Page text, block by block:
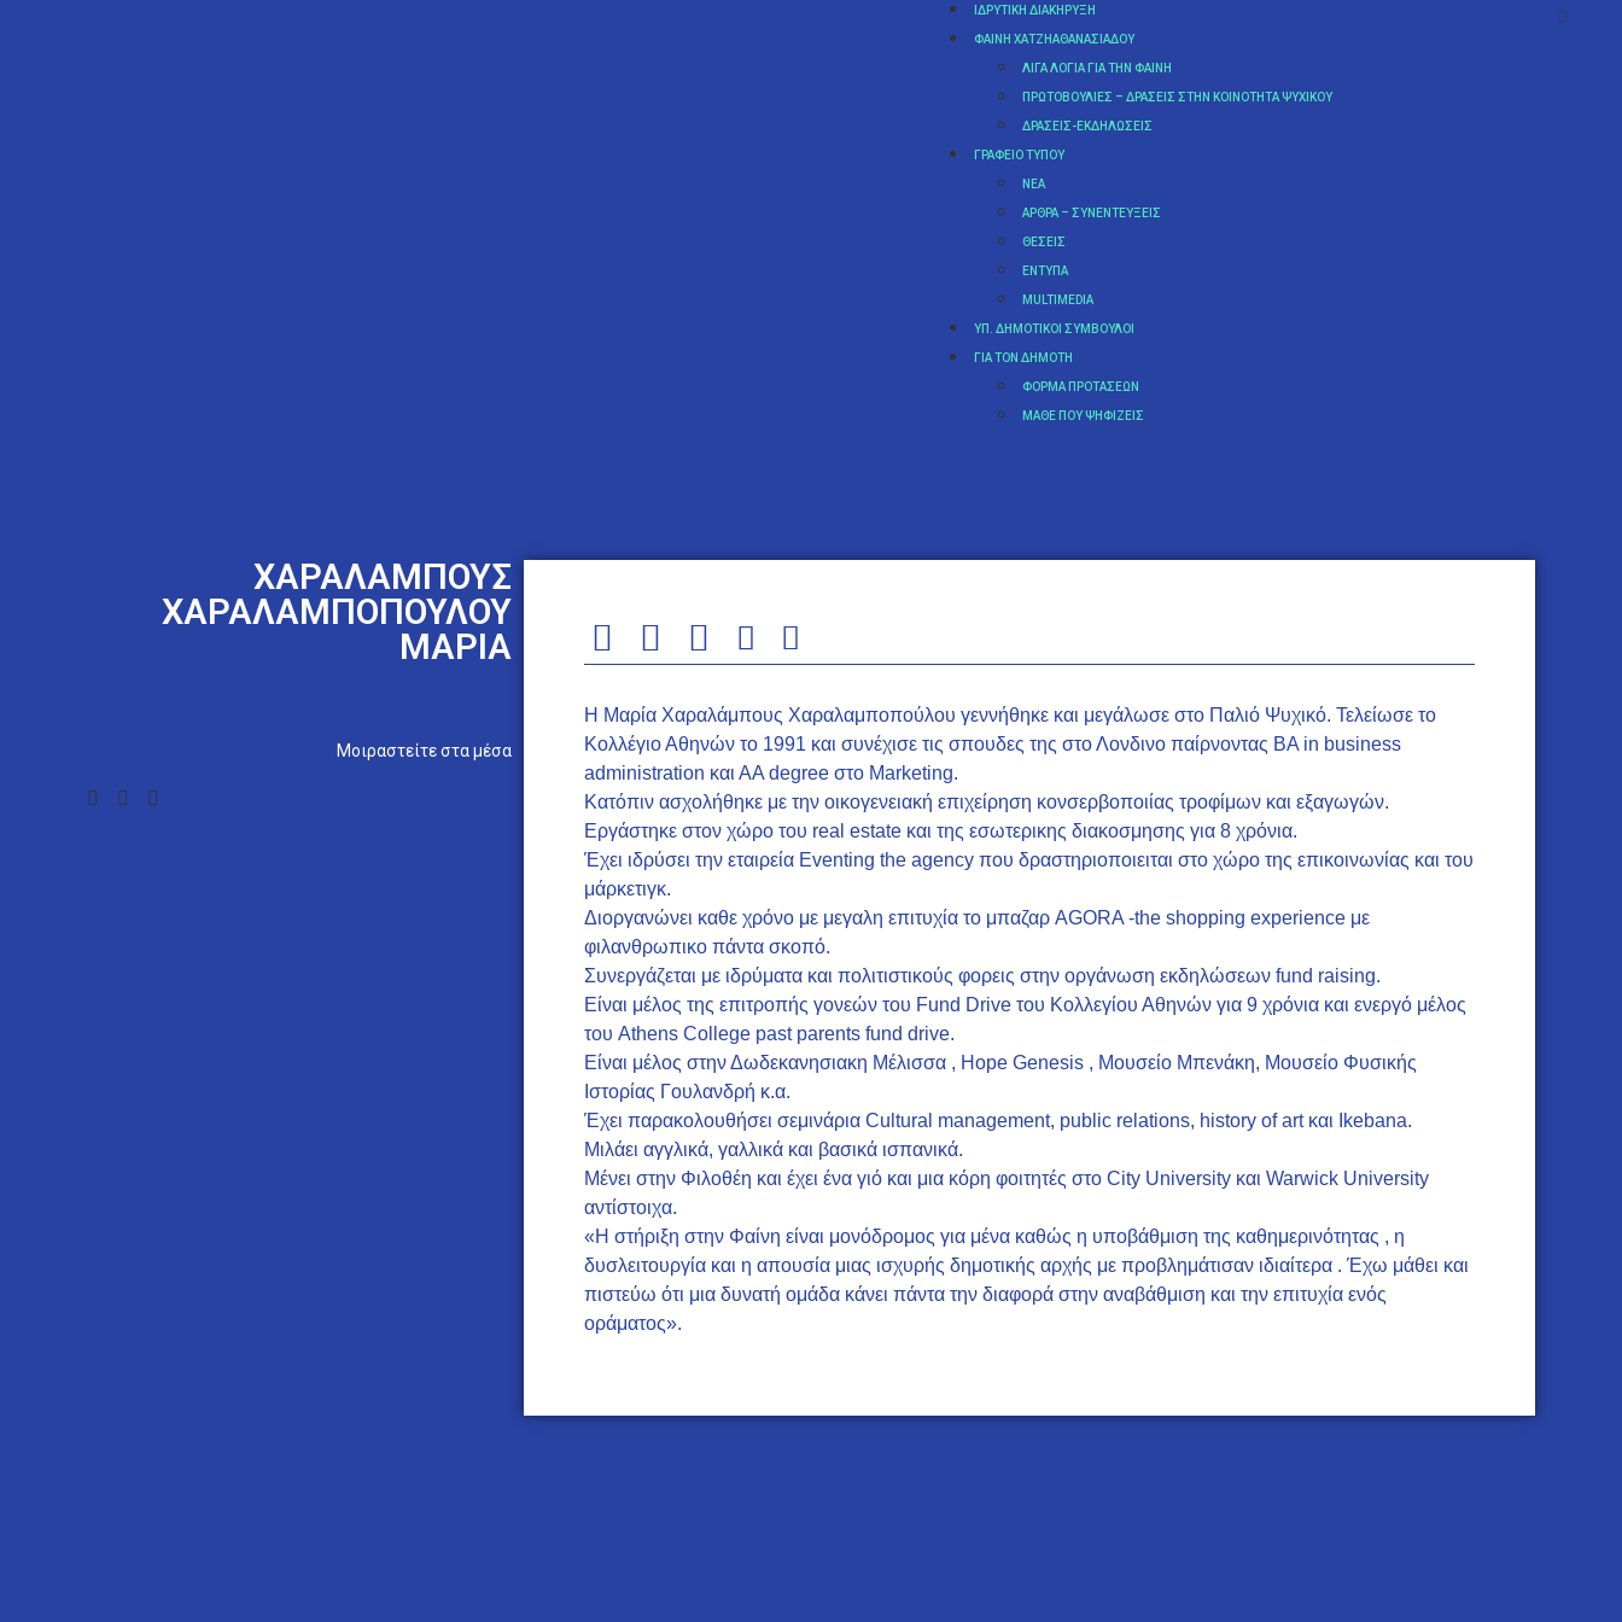
ΙΔΡΥΤΙΚΉ ΔΙΑΚΉΡΥΞΗ
ΦΑΊΝΗ ΧΑΤΖΗΑΘΑΝΑΣΙΆΔΟΥ
ΛΊΓΑ ΛΌΓΙΑ ΓΙΑ ΤΗΝ ΦΑΊΝΗ
ΠΡΩΤΟΒΟΥΛΊΕΣ – ΔΡΆΣΕΙΣ ΣΤΗΝ ΚΟΙΝΌΤΗΤΑ ΨΥΧΙΚΟΎ
ΔΡΆΣΕΙΣ-ΕΚΔΗΛΏΣΕΙΣ
ΓΡΑΦΕΊΟ ΤΎΠΟΥ
ΝΈΑ
ΆΡΘΡΑ – ΣΥΝΕΝΤΕΎΞΕΙΣ
ΘΈΣΕΙΣ
ΈΝΤΥΠΑ
MULTIMEDIA
ΥΠ. ΔΗΜΟΤΙΚΟΊ ΣΎΜΒΟΥΛΟΙ
ΓΙΑ ΤΟΝ ΔΗΜΌΤΗ
ΦΌΡΜΑ ΠΡΟΤΆΣΕΩΝ
MΆΘΕ ΠΟΥ ΨΗΦΊΖΕΙΣ
ΧΑΡΑΛΑΜΠΟΥΣ
ΧΑΡΑΛΑΜΠΟΠΟΥΛΟΥ
ΜΑΡΙΑ
Mοιραστείτε στα μέσα
Η Μαρία Χαραλάμπους Χαραλαμποπούλου γεννήθηκε και μεγάλωσε στο Παλιό Ψυχικό. Τελείωσε το
Κολλέγιο Αθηνών το 1991 και συνέχισε τις σπουδες της στο Λονδινο παίρνοντας BA in business
administration και ΑΑ degree στο Marketing.
Κατόπιν ασχολήθηκε με την οικογενειακή επιχείρηση κονσερβοποιίας τροφίμων και εξαγωγών.
Εργάστηκε στον χώρο του real estate και της εσωτερικης διακοσμησης για 8 χρόνια.
Έχει ιδρύσει την εταιρεία Εventing the agency που δραστηριοποιειται στο χώρο της επικοινωνίας και του
μάρκετιγκ.
Διοργανώνει καθε χρόνο με μεγαλη επιτυχία το μπαζαρ AGORA -the shopping experience με
φιλανθρωπικο πάντα σκοπό.
Συνεργάζεται με ιδρύματα και πολιτιστικούς φορεις στην οργάνωση εκδηλώσεων fund raising.
Είναι μέλος της επιτροπής γονεών του Fund Drive του Κολλεγίου Αθηνών για 9 χρόνια και ενεργό μέλος
του Athens College past parents fund drive.
Είναι μέλος στην Δωδεκανησιακη Μέλισσα , Hope Genesis , Μουσείο Μπενάκη, Μουσείο Φυσικής
Ιστορίας Γουλανδρή κ.α.
Έχει παρακολουθήσει σεμινάρια Cultural management, public relations, history of art και Ikebana.
Μιλάει αγγλικά, γαλλικά και βασικά ισπανικά.
Μένει στην Φιλοθέη και έχει ένα γιό και μια κόρη φοιτητές στο City University και Warwick University
αντίστοιχα.
«Η στήριξη στην Φαίνη είναι μονόδρομος για μένα καθώς η υποβάθμιση της καθημερινότητας , η
δυσλειτουργία και η απουσία μιας ισχυρής δημοτικής αρχής με προβλημάτισαν ιδιαίτερα . Έχω μάθει και
πιστεύω ότι μια δυνατή ομάδα κάνει πάντα την διαφορά στην αναβάθμιση και την επιτυχία ενός
οράματος».